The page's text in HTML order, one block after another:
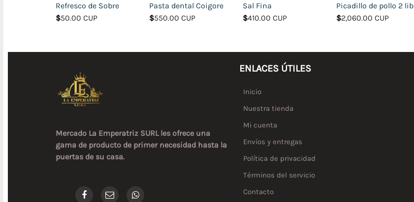
Refresco de Sobre
$50.00 CUP
Pasta dental Coigore
$550.00 CUP
Sal Fina
$410.00 CUP
Picadillo de pollo 2 lib
$2,060.00 CUP
Mercado La Emperatriz SURL les ofrece una
gama de producto de primer necesidad hasta la
puertas de su casa.
ENLACES ÚTILES
Inicio
Nuestra tienda
Mi cuenta
Envíos y entregas
Política de privacidad
Términos del servicio
Contacto